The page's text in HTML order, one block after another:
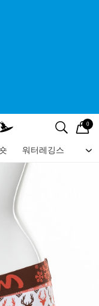
검색
0
워터레깅스 비
메뉴